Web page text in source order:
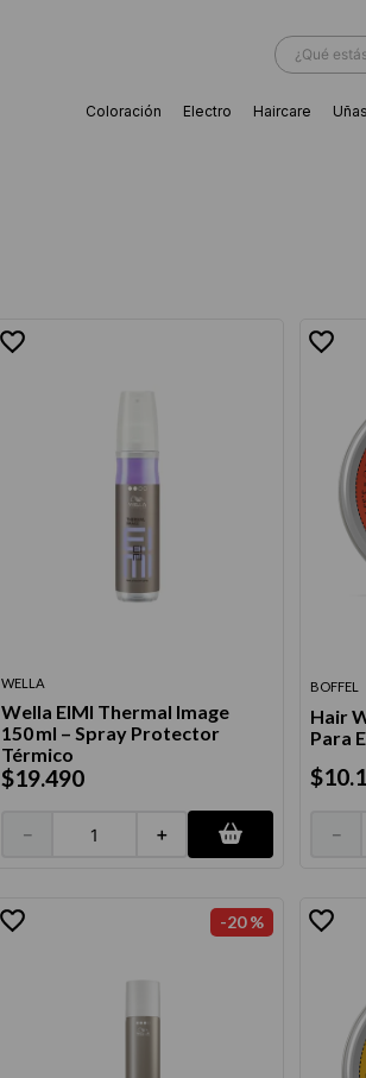
¿Qué
Coloración Electro Haircare Uñas
WELLA
Wella EIMI Thermal Image
150 ml – Spray Protector
Térmico
$19.490
＋
－
BOFFEL
Hair
Para
$10.
－
-20 %
acondicionador
protector térmico